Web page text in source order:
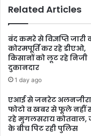
Related Articles
बंद कमरे से विज्ञप्ति जारी
कोरमपूर्ति कर रहे डीएओ,
किसानों को लूट रहे निजी
दुकानदार
1 day ago
एआई से जनरेट
फोटो व खबर से फूले नहीं
रहे मुगलसराय कोतवाल,
के बीच पिट रही पुलिस